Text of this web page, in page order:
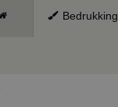
Bedrukking